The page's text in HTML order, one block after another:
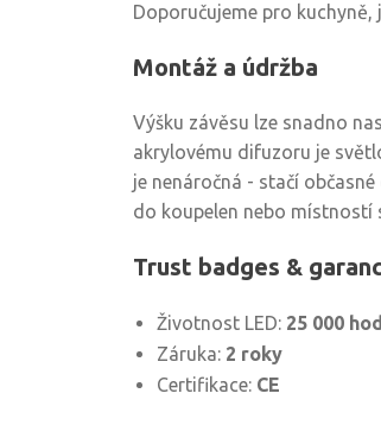
Doporučujeme pro
Montáž a údržba
Výšku závěsu lze snadno
akrylovému difuzoru je
je nenáročná - stačí
do koupelen nebo místností
Trust badges &
Životnost LED: 25 000
Záruka: 2 roky
Certifikace: CE